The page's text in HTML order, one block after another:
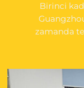
Birinci
zamanda